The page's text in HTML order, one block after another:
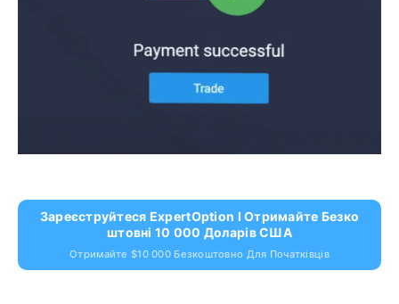
Зареєструйтеся ExpertOption І Отримайте Безко
Штовні 10 000 Доларів США
Отримайте $10 000 Безкоштовно Для Початківців